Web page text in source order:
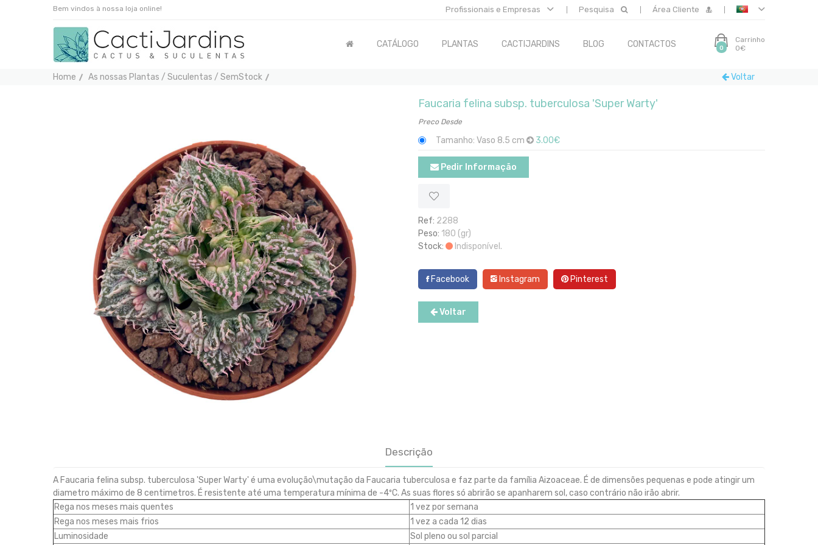
Bem vindos à nossa loja online! Profissionais e Empresas Pesquisa Área Cliente
CATÁLOGO PLANTAS CACTIJARDINS BLOG CONTACTOS 0
Carrinho
0€
Home As nossas Plantas / Suculentas / SemStock Voltar
Faucaria felina subsp. tuberculosa 'Super Warty'
Preco Desde
Tamanho: Vaso 8.5 cm 3.00€
Pedir Informação
Ref: 2288
Peso: 180 (gr)
Stock:
Indisponível.
Facebook Instagram Pinterest
Voltar
Descrição
A Faucaria felina subsp. tuberculosa 'Super Warty' é uma evolução\mutação da Faucaria tuberculosa e faz parte da família Aizoaceae. É de dimensões pequenas e pode atingir um
diametro máximo de 8 centimetros. É resistente até uma temperatura mínima de -4ºC. As suas flores só abrirão se apanharem sol, caso contrário não irão abrir.
Rega nos meses mais quentes
1 vez por semana
Rega nos meses mais frios
1 vez a cada 12 dias
Luminosidade
Sol pleno ou sol parcial